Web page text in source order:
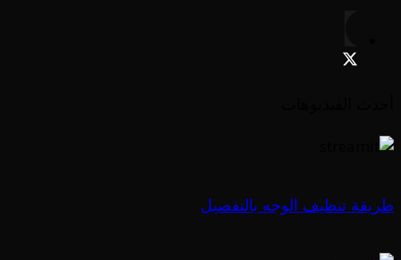
طريقة تنظيف الوجه بالتفصيل